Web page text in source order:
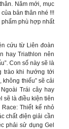
Năm mới, mục
bản thân nhé !!!
phù hợp nhất
cứu từ Liên đoàn
hay Triathlon nên
Con số này sẽ là
trào khi hướng tới
thiếu” sẽ cải
Trái cây hay
sẽ là điều kiện tiên
Race: Thiết kế nhỏ
chất điện giải cần
phải sử dụng Gel